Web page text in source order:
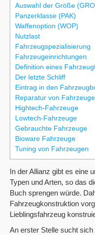
Auswahl der Größe
Panzerklasse (PAK)
Waffenoption (WOP)
Nutzlast
Fahrzeugspezialisierung
Fahrzeugeinrichtungen
Definition eines
Der letzte Schliff
Eintrag in den
Reparatur von
Hightech-Fahrzeuge
Lowtech-Fahrzeuge
Gebrauchte Fahrzeuge
Bioware Fahrzeuge
Tuning von Fahrzeugen
In der Allianz gibt es eine
Typen und Arten, so das
Buch sprengen würde.
Fahrzeugkonstruktion
Lieblingsfahrzeug
An erster Stelle sucht